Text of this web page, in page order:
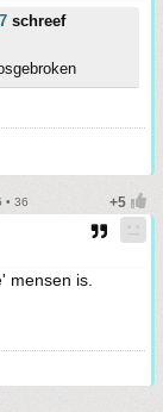
schreef
• 36
mensen is.